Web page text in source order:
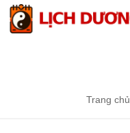
Trang chủ